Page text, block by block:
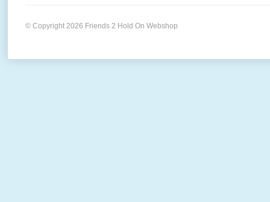
© Copyright 2026 Friends 2 Hold On Webshop